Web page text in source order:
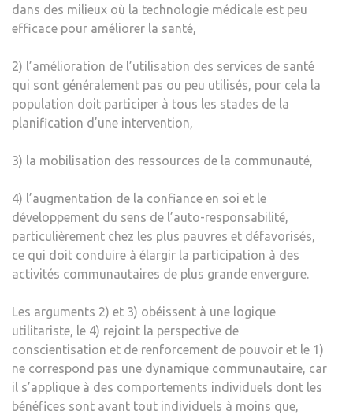
dans des milieux où la technologie médicale est peu
efficace pour améliorer la santé,
2) l’amélioration de l’utilisation des services de santé
qui sont généralement pas ou peu utilisés, pour cela la
population doit participer à tous les stades de la
planification d’une intervention,
3) la mobilisation des ressources de la communauté,
4) l’augmentation de la confiance en soi et le
développement du sens de l’auto-responsabilité,
particulièrement chez les plus pauvres et défavorisés,
ce qui doit conduire à élargir la participation à des
activités communautaires de plus grande envergure.
Les arguments 2) et 3) obéissent à une logique
utilitariste, le 4) rejoint la perspective de
conscientisation et de renforcement de pouvoir et le 1)
ne correspond pas une dynamique communautaire, car
il s’applique à des comportements individuels dont les
bénéfices sont avant tout individuels à moins que,